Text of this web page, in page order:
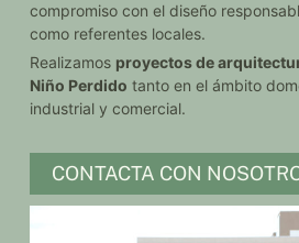
compromiso con el diseño
como referentes locales.
Realizamos proyectos de
Niño Perdido tanto en el ámbito
industrial y comercial.
CONTACTA CON